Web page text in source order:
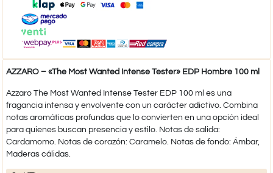
AZZARO – «The Most Wanted Intense Tester» EDP Hombre 100 ml
Azzaro The Most Wanted Intense Tester EDP 100 ml es una
fragancia intensa y envolvente con un carácter adictivo. Combina
notas aromáticas profundas que lo convierten en una opción ideal
para quienes buscan presencia y estilo. Notas de salida:
Cardamomo. Notas de corazón: Caramelo. Notas de fondo: Ámbar,
Maderas cálidas.